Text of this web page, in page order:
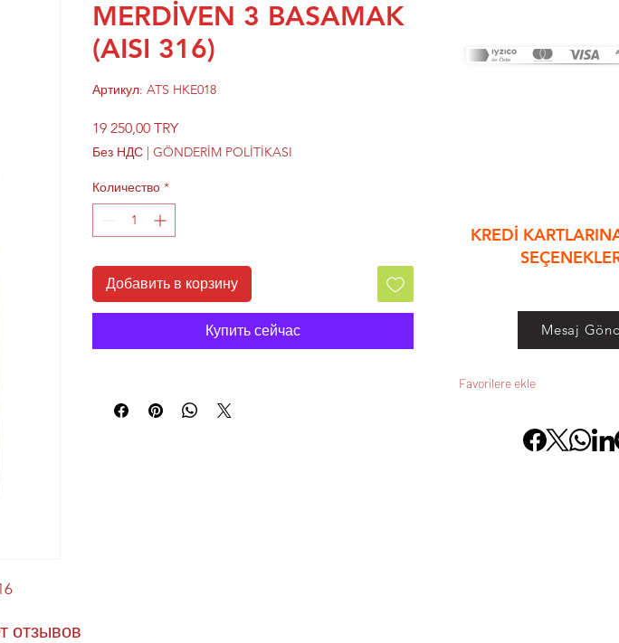
MERDİVEN 3 BASAMAK
(AISI 316)
Артикул: ATS HKE018
19 250,00 TRYЦена
Без НДС | GÖNDERİM POLİTİKASI
Количество *
Добавить в корзину
Купить сейчас
отзывов
KREDİ
Favorilere ekle
Mesaj